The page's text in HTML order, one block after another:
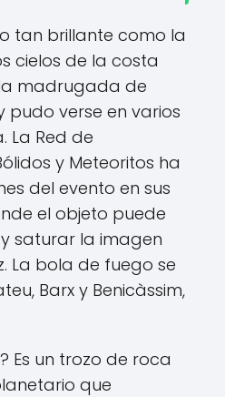
tan brillante como la
cielos de la costa
madrugada de
pudo verse en varios
La Red de
y Meteoritos ha
del evento en sus
el objeto puede
saturar la imagen
La bola de fuego se
Barx y Benicàssim,
Es un trozo de roca
que